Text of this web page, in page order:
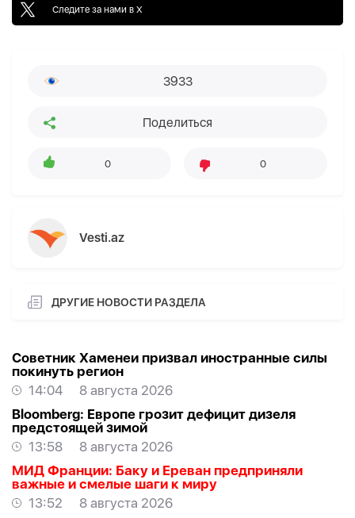
Следите за нами в X
3933
Поделиться
0 0
Vesti.az
ДРУГИЕ НОВОСТИ РАЗДЕЛА
Советник Хаменеи призвал иностранные силы
покинуть регион
14:04
8 августа 2026
Bloomberg: Европе грозит дефицит дизеля
предстоящей зимой
13:58
8 августа 2026
МИД Франции: Баку и Ереван предприняли
важные и смелые шаги к миру
13:52
8 августа 2026